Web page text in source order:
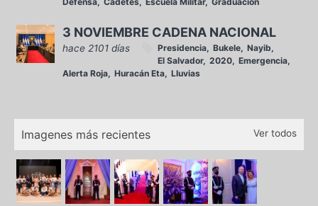
3 NOVIEMBRE CADENA NACIONAL
hace 2101 días Presidencia Bukele Nayib
El Salvador 2020 Emergencia
Alerta Roja Huracán Eta Lluvias
Ver todos
Imagenes más recientes